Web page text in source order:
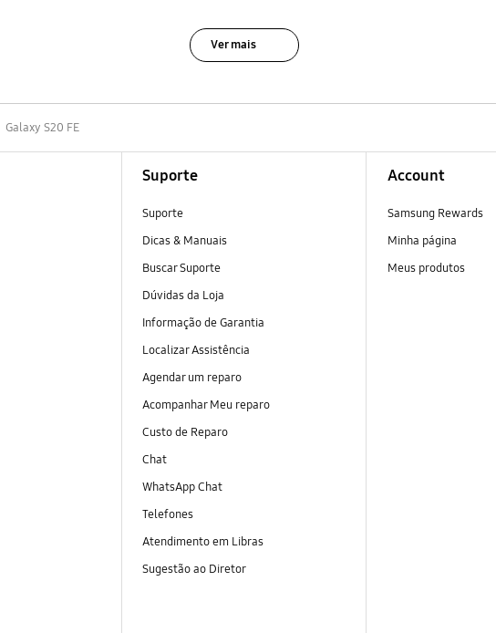
Ver mais
Galaxy S20 FE
Suporte
Suporte
Dicas & Manuais
Buscar Suporte
Dúvidas da Loja
Informação de Garantia
Localizar Assistência
Agendar um reparo
Acompanhar Meu reparo
Custo de Reparo
Chat
WhatsApp Chat
Telefones
Atendimento em Libras
Sugestão ao Diretor
Account
Samsung Rewards
Minha página
Meus produtos